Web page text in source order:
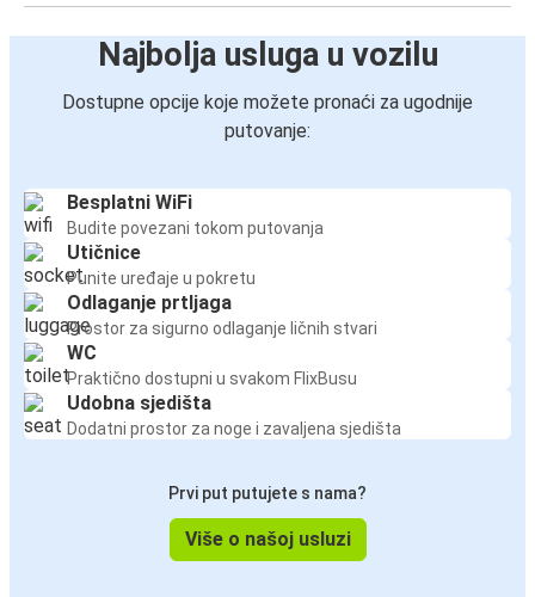
Najbolja usluga u vozilu
Dostupne opcije koje možete pronaći za ugodnije
putovanje:
Besplatni WiFi
Budite povezani tokom putovanja
Utičnice
Punite uređaje u pokretu
Odlaganje prtljaga
Prostor za sigurno odlaganje ličnih stvari
WC
Praktično dostupni u svakom FlixBusu
Udobna sjedišta
Dodatni prostor za noge i zavaljena sjedišta
Prvi put putujete s nama?
Više o našoj usluzi